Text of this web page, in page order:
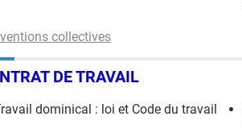
collectives
DE TRAVAIL
dominical : loi et Code du travail